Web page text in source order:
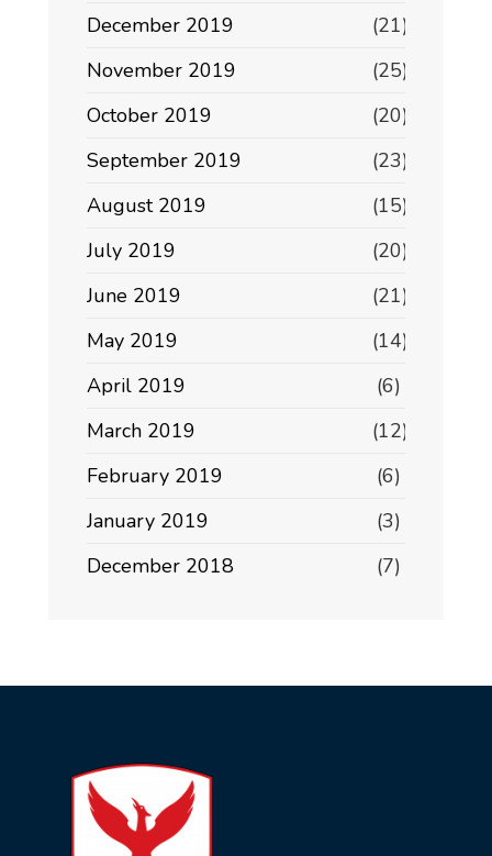
December 2019
(21)
November 2019
(25)
October 2019
(20)
September 2019
(23)
August 2019
(15)
July 2019
(20)
June 2019
(21)
May 2019
(14)
April 2019
(6)
March 2019
(12)
February 2019
(6)
January 2019
(3)
December 2018
(7)